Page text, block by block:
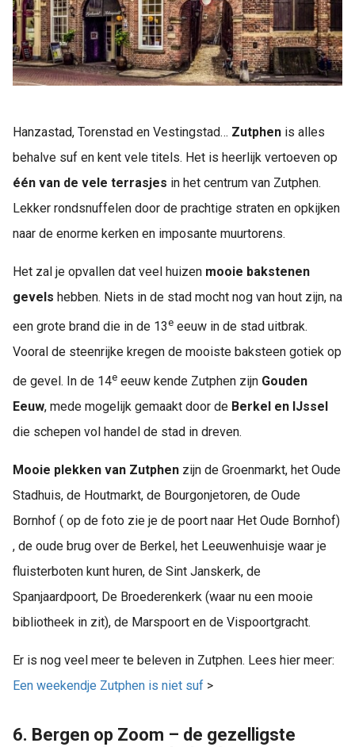
Hanzastad, Torenstad en Vestingstad… Zutphen is alles
behalve suf en kent vele titels. Het is heerlijk vertoeven op
één van de vele terrasjes in het centrum van Zutphen.
Lekker rondsnuffelen door de prachtige straten en opkijken
naar de enorme kerken en imposante muurtorens.
Het zal je opvallen dat veel huizen mooie bakstenen
gevels hebben. Niets in de stad mocht nog van hout zijn, na
een grote brand die in de 13e eeuw in de stad uitbrak.
Vooral de steenrijke kregen de mooiste baksteen gotiek op
de gevel. In de 14e eeuw kende Zutphen zijn Gouden
Eeuw, mede mogelijk gemaakt door de Berkel en IJssel
die schepen vol handel de stad in dreven.
Mooie plekken van Zutphen zijn de Groenmarkt, het Oude
Stadhuis, de Houtmarkt, de Bourgonjetoren, de Oude
Bornhof ( op de foto zie je de poort naar Het Oude Bornhof)
, de oude brug over de Berkel, het Leeuwenhuisje waar je
fluisterboten kunt huren, de Sint Janskerk, de
Spanjaardpoort, De Broederenkerk (waar nu een mooie
bibliotheek in zit), de Marspoort en de Vispoortgracht.
Er is nog veel meer te beleven in Zutphen. Lees hier meer:
Een weekendje Zutphen is niet suf >
6. Bergen op Zoom – de gezelligste